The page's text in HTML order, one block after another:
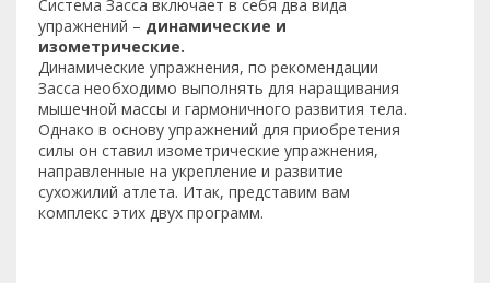
Система Засса включает в себя два вида
упражнений – динамические и
изометрические.
Динамические упражнения, по рекомендации
Засса необходимо выполнять для наращивания
мышечной массы и гармоничного развития тела.
Однако в основу упражнений для приобретения
силы он ставил изометрические упражнения,
направленные на укрепление и развитие
сухожилий атлета. Итак, представим вам
комплекс этих двух программ.